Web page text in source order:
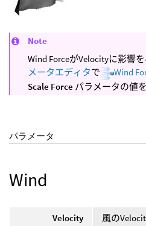
Note
Wind ForceがVelocityに影響
メータエディタで Wind
Scale Force パラメータの値
パラメータ
Wind
Velocity
風の